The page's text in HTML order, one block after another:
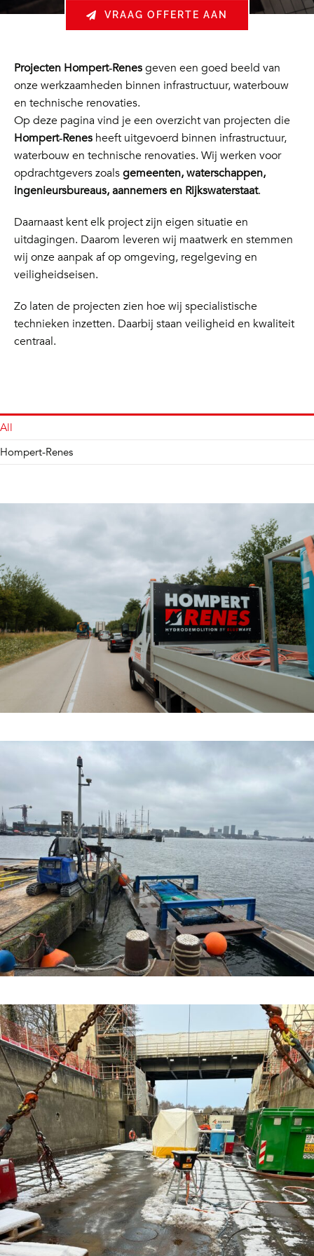
VRAAG OFFERTE AAN
Projecten Hompert‑Renesgeven een goed beeld van
onze werkzaamheden binnen infrastructuur, waterbouw
en technische renovaties.
Op deze pagina vind je een overzicht van projecten die
Hompert‑Renesheeft uitgevoerd binnen infrastructuur,
waterbouw en technische renovaties. Wij werken voor
opdrachtgevers zoalsgemeenten, waterschappen,
ingenieursbureaus, aannemers en Rijkswaterstaat.
Daarnaast kent elk project zijn eigen situatie en
uitdagingen. Daarom leveren wij maatwerk en stemmen
wij onze aanpak af op omgeving, regelgeving en
veiligheidseisen.
Zo laten de projecten zien hoe wij specialistische
technieken inzetten. Daarbij staan veiligheid en kwaliteit
centraal.
All
Hompert-Renes